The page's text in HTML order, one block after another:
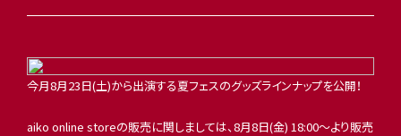
今月8月23日(土)から出演する夏フェスのグッズラインナップを公開！
aiko online storeの販売に関しましては、8月8日(金) 18:00〜より販売